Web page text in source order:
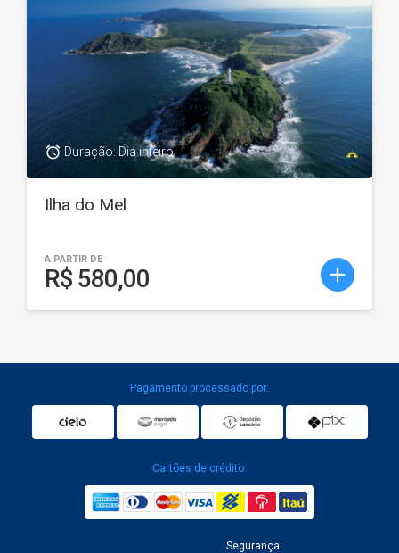
add
access_alarm Duração: Dia inteiro
Ilha do Mel
A PARTIR DE
R$ 580,00
Pagamento processado por:
Cartões de crédito:
Segurança: